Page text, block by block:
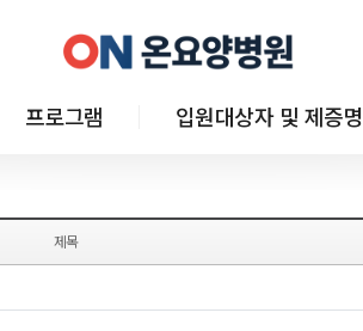
프로그램 입원대상자 및 제증명
제목